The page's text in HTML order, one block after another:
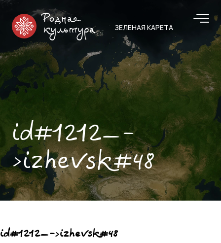
Родная
культура
ЗЕЛЕНАЯ КАРЕТА
id#1212—-
>izhevsk#48
id#1212—->izhevsk#48